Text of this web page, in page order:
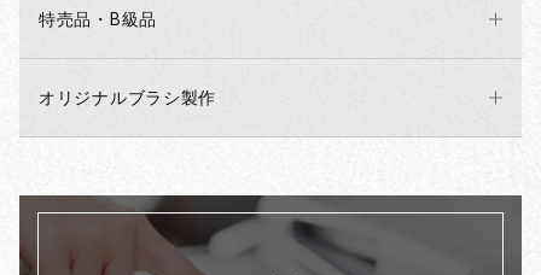
特売品・B級品
オリジナルブラシ製作